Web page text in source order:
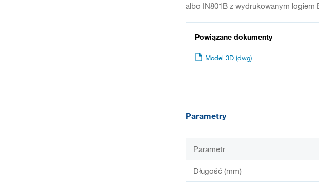
albo IN801B z wydrukowanym logiem
Powiązane dokumenty
Model 3D (dwg)
Parametry
Parametr
Długość (mm)